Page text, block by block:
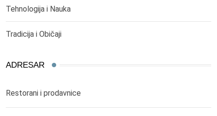
Tehnologija i Nauka
Tradicija i Običaji
ADRESAR
Restorani i prodavnice